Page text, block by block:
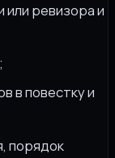
или ревизора и
в повестку и
порядок